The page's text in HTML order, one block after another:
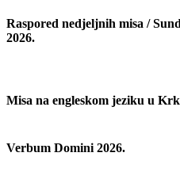
Raspored nedjeljnih misa /
2026.
Misa na engleskom jeziku u
Verbum Domini 2026.